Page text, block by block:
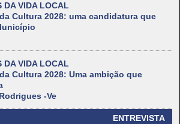
DA VIDA LOCAL
Cultura 2028: uma candidatura que
DA VIDA LOCAL
Cultura 2028: Uma ambição que
-Ve
ENTREVISTA